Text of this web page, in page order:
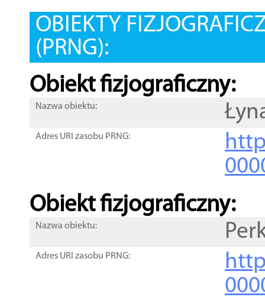
OBIEKTY
(PRNG):
Obiekt fizjograficzny:
Nazwa obiektu:
Adres URI zasobu PRNG:
Obiekt fizjograficzny:
Nazwa obiektu:
Adres URI zasobu PRNG: